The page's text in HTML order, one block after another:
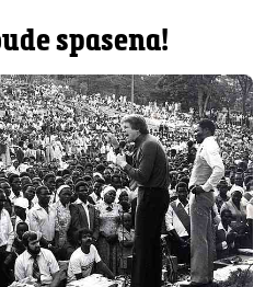
spasena!